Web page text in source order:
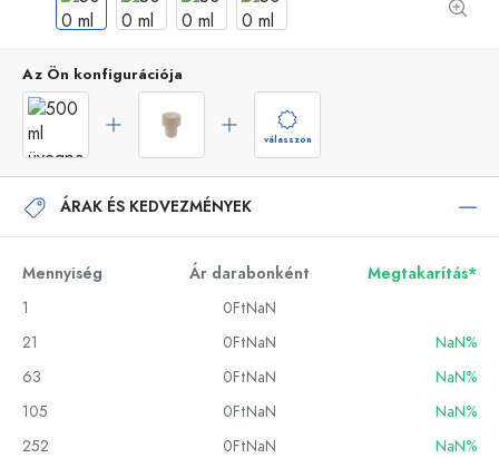
Az Ön konfigurációja
válasszon
ÁRAK ÉS KEDVEZMÉNYEK
Mennyiség Ár darabonként
Megtakarítás*
1
0FtNaN
21
0FtNaN
NaN%
63
0FtNaN
NaN%
105
0FtNaN
NaN%
252
0FtNaN
NaN%